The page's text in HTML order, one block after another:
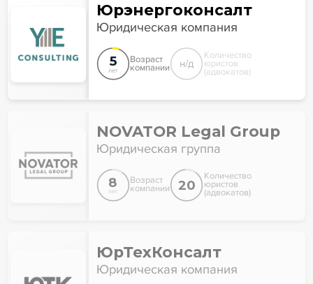
Юрэнергоконсалт
Юридическая компания
5
лет
Возраст
компании н/д
Количество
юристов
(адвокатов)
NOVATOR Legal Group
Юридическая группа
8
лет
Возраст
компании 20
Количество
юристов
(адвокатов)
ЮрТехКонсалт
Юридическая компания